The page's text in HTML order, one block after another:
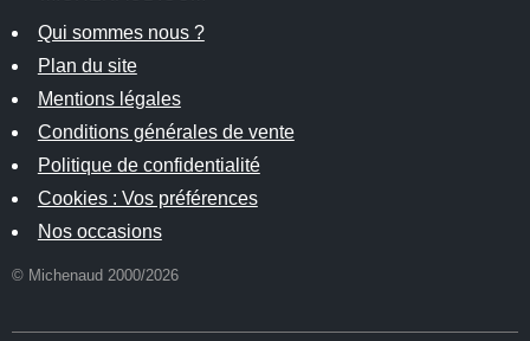
Qui sommes nous ?
Plan du site
Mentions légales
Conditions générales de vente
Politique de confidentialité
Cookies : Vos préférences
Nos occasions
© Michenaud 2000/2026